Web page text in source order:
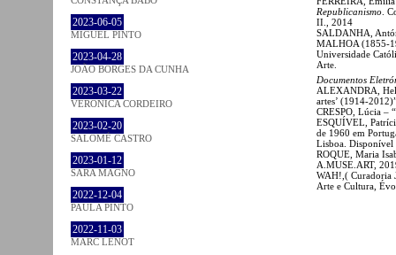
2023-06-05
MIGUEL PINTO
2023-04-28
JOÃO BORGES DA CUNHA
2023-03-22
VERONICA CORDEIRO
2023-02-20
SALOMÉ CASTRO
2023-01-12
SARA MAGNO
2022-12-04
PAULA PINTO
2022-11-03
MARC LENOT
Republicanismo .
II., 2014
SALDANHA,
MALHOA (1855-
Universidade
Arte.
Documentos
ALEXANDRA,
artes’ (1914-
CRESPO, Lúcia –
ESQUÍVEL,
de 1960 em
Lisboa. Disponível
ROQUE, Maria
A.MUSE.ART,
WAH!,( Curadoria
Arte e Cultura,